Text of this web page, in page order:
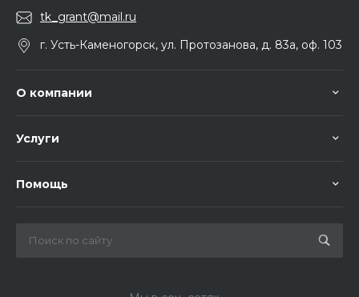
tk_grant@mail.ru
г. Усть-Каменогорск, ул. Протозанова, д. 83а, оф. 103
О компании
Услуги
Помощь